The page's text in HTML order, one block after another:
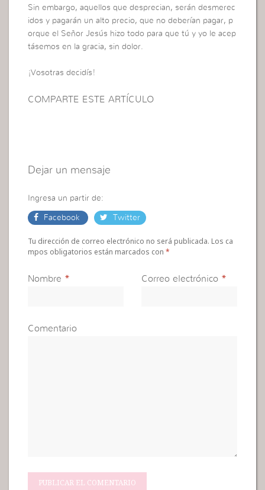
Sin embargo, aquellos que desprecian, serán desmerec
idos y pagarán un alto precio, que no deberían pagar, p
orque el Señor Jesús hizo todo para que tú y yo le acep
tásemos en la gracia, sin dolor.
¡Vosotras decidís!
COMPARTE ESTE ARTÍCULO
Dejar un mensaje
Ingresa un partir de:
Facebook Twitter
Tu dirección de correo electrónico no será publicada. Los ca
mpos obligatorios están marcados con*
Nombre * Correo electrónico *
Comentario